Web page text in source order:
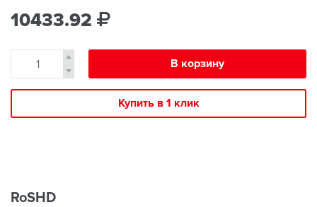
10433.92
В корзину
Купить в 1 клик
RoSHD